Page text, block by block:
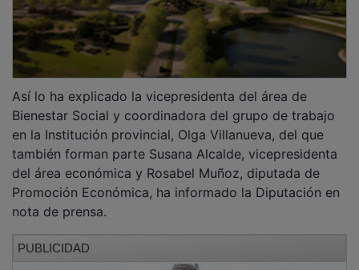
Bienestar Social y coordinadora del grupo de trabajo
en la Institución provincial, Olga Villanueva, del que
también forman parte Susana Alcalde, vicepresidenta
del área económica y Rosabel Muñoz, diputada de
Promoción Económica, ha informado la Diputación en
nota de prensa.